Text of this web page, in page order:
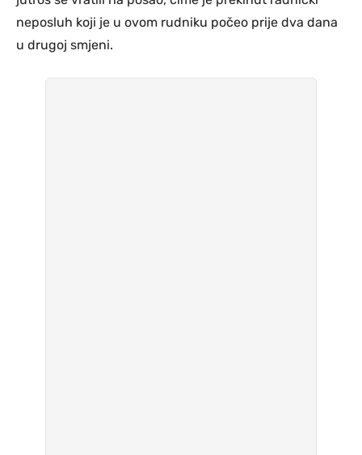
neposluh koji je u ovom rudniku počeo prije dva dana
u drugoj smjeni.